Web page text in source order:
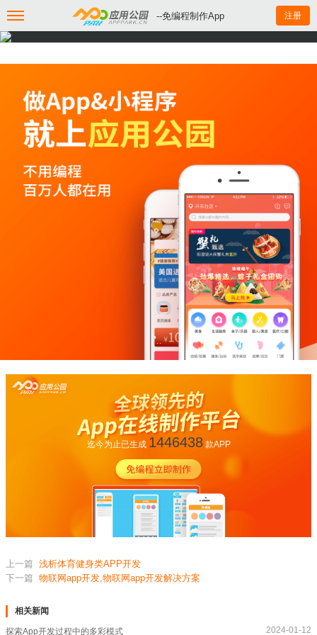
--免编程制作App 注册
迄今为止已生成 1446438款APP
上一篇 浅析体育健身类APP开发
下一篇 物联网app开发,物联网app开发解决方案
相关新闻
探索App开发过程中的多彩模式 2024-01-12